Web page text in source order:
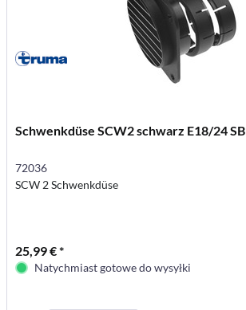
Schwenkdüse SCW2 schwarz E18/24 SB
72036
SCW 2 Schwenkdüse
25,99 € *
Natychmiast gotowe do wysyłki